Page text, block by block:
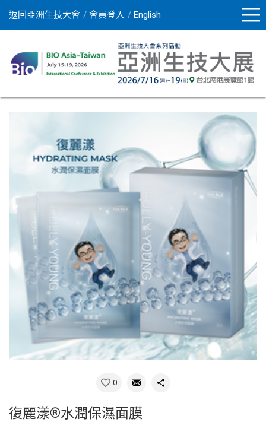
返回亞洲生技大會 會員登入 English
0
復麗漾®水潤保濕面膜